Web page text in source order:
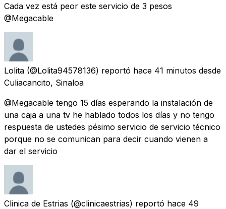
Cada vez está peor este servicio de 3 pesos
@Megacable
Lolita (@Lolita94578136) reportó hace 41 minutos desde
Culiacancito, Sinaloa
@Megacable tengo 15 días esperando la instalación de
una caja a una tv he hablado todos los días y no tengo
respuesta de ustedes pésimo servicio de servicio técnico
porque no se comunican para decir cuando vienen a
dar el servicio
Clinica de Estrias (@clinicaestrias) reportó hace 49